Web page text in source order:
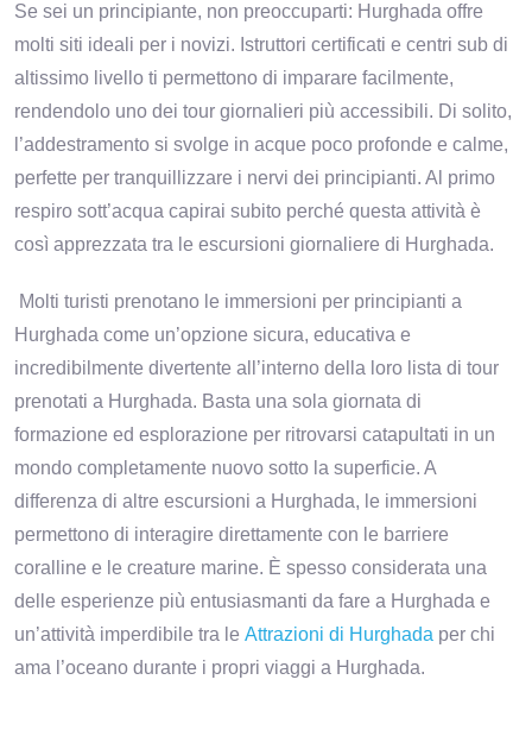
Se sei un principiante, non preoccuparti: Hurghada offre
molti siti ideali per i novizi. Istruttori certificati e centri sub di
altissimo livello ti permettono di imparare facilmente,
rendendolo uno dei tour giornalieri più accessibili. Di solito,
l’addestramento si svolge in acque poco profonde e calme,
perfette per tranquillizzare i nervi dei principianti. Al primo
respiro sott’acqua capirai subito perché questa attività è
così apprezzata tra le escursioni giornaliere di Hurghada.
Molti turisti prenotano le immersioni per principianti a
Hurghada come un’opzione sicura, educativa e
incredibilmente divertente all’interno della loro lista di tour
prenotati a Hurghada. Basta una sola giornata di
formazione ed esplorazione per ritrovarsi catapultati in un
mondo completamente nuovo sotto la superficie. A
differenza di altre escursioni a Hurghada, le immersioni
permettono di interagire direttamente con le barriere
coralline e le creature marine. È spesso considerata una
delle esperienze più entusiasmanti da fare a Hurghada e
un’attività imperdibile tra le Attrazioni di Hurghada per chi
ama l’oceano durante i propri viaggi a Hurghada.